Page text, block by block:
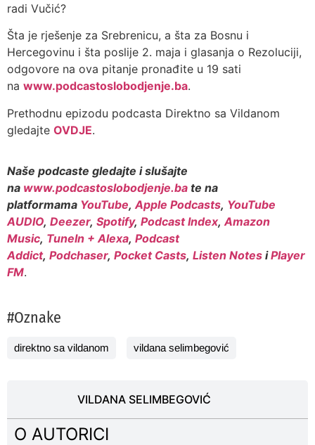
radi Vučić?
Šta je rješenje za Srebrenicu, a šta za Bosnu i
Hercegovinu i šta poslije 2. maja i glasanja o Rezoluciji,
odgovore na ova pitanje pronađite u 19 sati
na www.podcastoslobodjenje.ba.
Prethodnu epizodu podcasta Direktno sa Vildanom
gledajte OVDJE.
Naše podcaste gledajte i slušajte
na www.podcastoslobodjenje.ba te na
platformama YouTube, Apple Podcasts, YouTube
AUDIO, Deezer, Spotify, Podcast Index, Amazon
Music, TuneIn + Alexa, Podcast
Addict, Podchaser, Pocket Casts, Listen Notes iPlayer
FM.
#Oznake
direktno sa vildanom vildana selimbegović
VILDANA SELIMBEGOVIĆ
O AUTORICI